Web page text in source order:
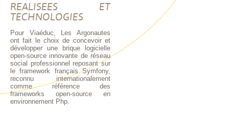
REALISEES ET
TECHNOLOGIES
Pour Viaéduc, Les Argonautes
ont fait le choix de concevoir et
développer une brique logicielle
open-source innovante de réseau
social professionnel reposant sur
le framework français Symfony,
reconnu internationalement
comme référence des
frameworks open-source en
environnement Php.